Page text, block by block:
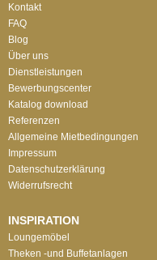
Kontakt
FAQ
Blog
Über uns
Dienstleistungen
Bewerbungscenter
Katalog download
Referenzen
Allgemeine Mietbedingungen
Impressum
Datenschutzerklärung
Widerrufsrecht
INSPIRATION
Loungemöbel
Theken -und Buffetanlagen